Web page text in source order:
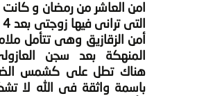
امن العاشر من رمضان و كانت
أمن الزقازيق وهى تتأمل
المنهكة بعد سجن
هناك تطل على كشمس
باسمة واثقة فى الله لا